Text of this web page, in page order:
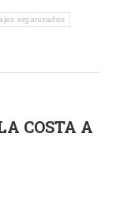
organizados
COSTA A